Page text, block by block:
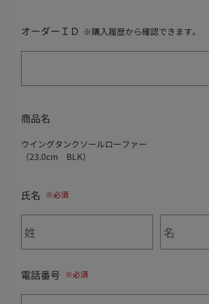
オーダーＩＤ ※購入履歴から確認できます。
商品名
ウイングタンクソールローファー
（23.0cm BLK）
氏名
電話番号